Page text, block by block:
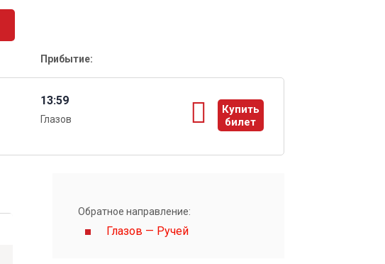
Прибытие:
13:59
Глазов
Купить
билет
ы
Обратное направление:
Глазов — Ручей